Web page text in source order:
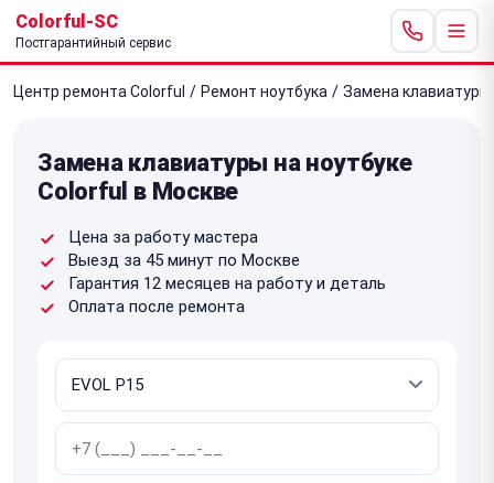
Colorful-SC
Постгарантийный сервис
Центр ремонта Colorful / Ремонт ноутбука / Замена клавиатуры
Замена клавиатуры на ноутбуке
Colorful в Москве
Цена за работу мастера
Выезд за 45 минут по Москве
Гарантия 12 месяцев на работу и деталь
Оплата после ремонта